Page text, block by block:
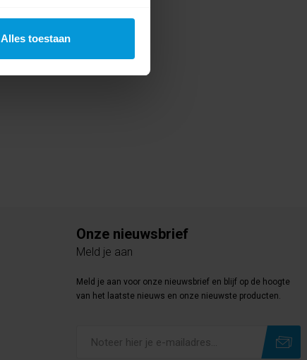
Alles toestaan
Onze nieuwsbrief
Meld je aan
Meld je aan voor onze nieuwsbrief en blijf op de hoogte
van het laatste nieuws en onze nieuwste producten.